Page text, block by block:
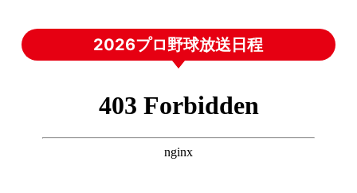
2026プロ野球放送日程